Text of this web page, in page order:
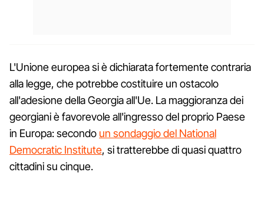
L'Unione europea si è dichiarata fortemente contraria
alla legge, che potrebbe costituire un ostacolo
all'adesione della Georgia all'Ue. La maggioranza dei
georgiani è favorevole all'ingresso del proprio Paese
in Europa: secondo un sondaggio del National
Democratic Institute, si tratterebbe di quasi quattro
cittadini su cinque.